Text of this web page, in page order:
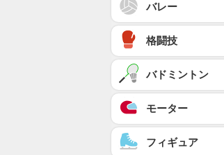
バレー
格闘技
バドミントン
モーター
フィギュア